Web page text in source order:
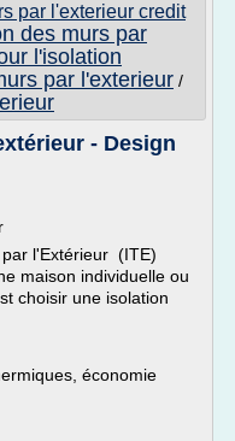
par l'exterieur credit
des murs par
l'isolation
par l'exterieur /
- Design
l'Extérieur (ITE)
maison individuelle ou
choisir une isolation
économie